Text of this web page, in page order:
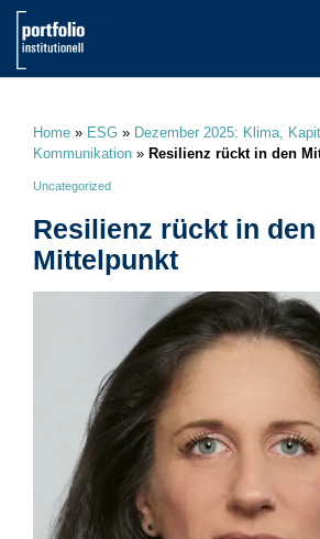
Home » ESG » Dezember 2025: Klima,
Kommunikation » Resilienz rückt in den
Uncategorized
Resilienz rückt in den
Mittelpunkt